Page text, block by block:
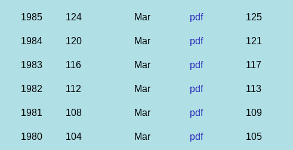
1985 124 Mar pdf 125
1984 120 Mar pdf 121
1983 116 Mar pdf 117
1982 112 Mar pdf 113
1981 108 Mar pdf 109
1980 104 Mar pdf 105